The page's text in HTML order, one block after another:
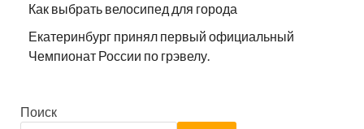
Как выбрать велосипед для города
Екатеринбург принял первый официальный
Чемпионат России по грэвелу.
Поиск